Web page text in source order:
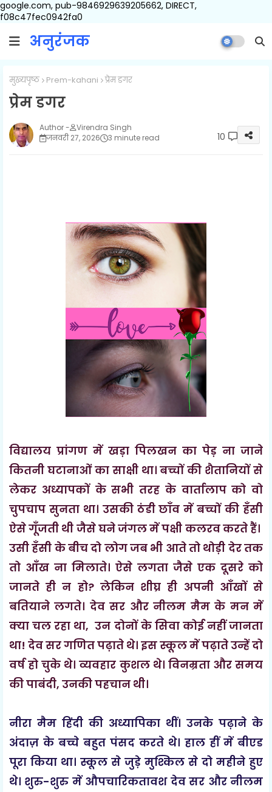
google.com, pub-9846929639205662, DIRECT,
f08c47fec0942fa0
अनुरंजक
मुख्यपृष्ठ Prem-kahani प्रेम डगर
प्रेम डगर
Virendra Singh
जनवरी 27, 2026
3 minute read 10
विद्यालय प्रांगण में खड़ा पिलखन का पेड़ ना जाने
कितनी घटानाओं का साक्षी था। बच्चों की शैतानियों से
लेकर अध्यापकों के सभी तरह के वार्तालाप को वो
चुपचाप सुनता था। उसकी ठंडी छाँव में बच्चों की हँसी
ऐसे गूँजती थी जैसे घने जंगल में पक्षी कलरव करते हैं।
उसी हँसी के बीच दो लोग जब भी आते तो थोड़ी देर तक
तो आँख ना मिलाते। ऐसे लगता जैसे एक दूसरे को
जानते ही न हो? लेकिन शीघ्र ही अपनी आँखों से
बतियाने लगते। देव सर और नीलम मैम के मन में
क्या चल रहा था, उन दोनों के सिवा कोई नहीं जानता
था! देव सर गणित पढ़ाते थे। इस स्कूल में पढ़ाते उन्हें दो
वर्ष हो चुके थे। व्यवहार कुशल थे। विनम्रता और समय
की पाबंदी, उनकी पहचान थी।
नीरा मैम हिंदी की अध्यापिका थीं। उनके पढ़ाने के
अंदाज़ के बच्चे बहुत पंसद करते थे। हाल हीं में बीएड
पूरा किया था। स्कूल से जुड़े मुश्किल से दो महीने हुए
थे। शुरु-शुरु में औपचारिकतावश देव सर और नीलम